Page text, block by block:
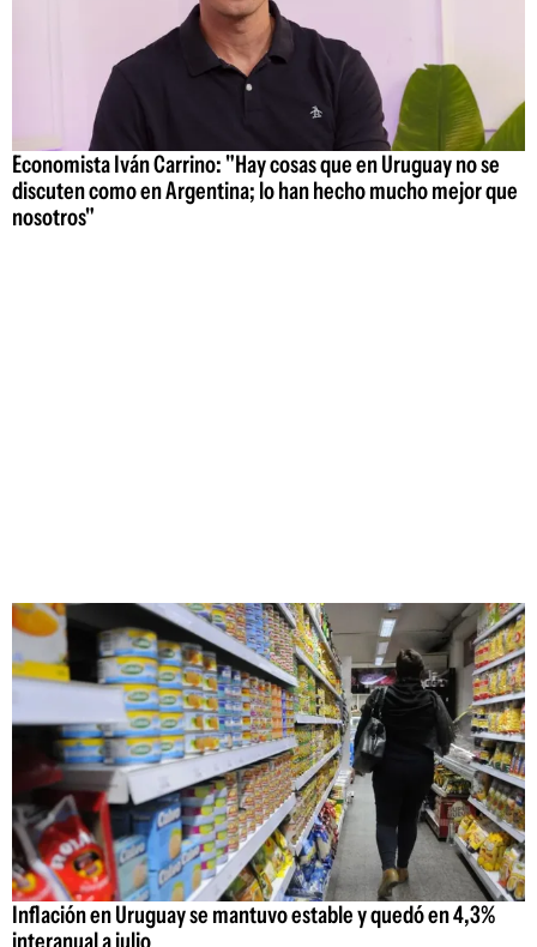
Economista Iván Carrino: "Hay cosas que en Uruguay no se
discuten como en Argentina; lo han hecho mucho mejor que
nosotros"
Inflación en Uruguay se mantuvo estable y quedó en 4,3%
interanual a julio